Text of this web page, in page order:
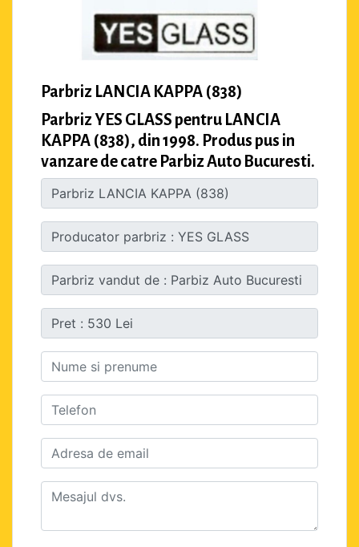
Parbriz LANCIA KAPPA (838)
Parbriz YES GLASS pentru LANCIA
KAPPA (838), din 1998. Produs pus in
vanzare de catre Parbiz Auto Bucuresti.